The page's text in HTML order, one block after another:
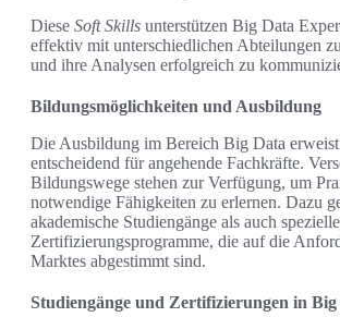
Diese Soft Skills unterstützen Big Data
effektiv mit unterschiedlichen Abteilungen
und ihre Analysen erfolgreich zu
Bildungsmöglichkeiten und Ausbildung
Die Ausbildung im Bereich Big Data
entscheidend für angehende Fachkräfte.
Bildungswege stehen zur Verfügung, um
notwendige Fähigkeiten zu erlernen. Dazu
akademische Studiengänge als auch spezielle
Zertifizierungsprogramme, die auf die
Marktes abgestimmt sind.
Studiengänge und Zertifizierungen in Big